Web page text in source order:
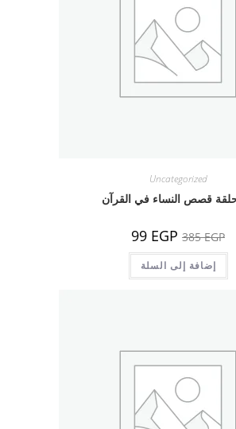
Uncategorized
385EGP السعر
الأصلي
هو:
385 EGP.
99 EGP
هو:
إضافة إلى السلة